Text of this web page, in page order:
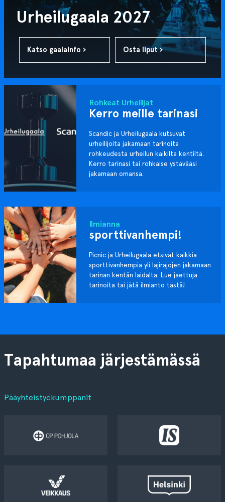
Urheilugaala 2027
Katso gaalainfo › Osta liput ›
Rohkeat Urheilijat
Kerro meille tarinasi
Scandic ja Urheilugaala kutsuvat
urheilijoita jakamaan tarinoita
rohkeudesta urheilun kaikilta kentiltä.
Kerro tarinasi tai rohkaise ystävääsi
jakamaan omansa.
Ilmianna
sporttivanhempi!
Picnic ja Urheilugaala etsivät kaikkia
sporttivanhempia yli lajirajojen jakamaan
tarinan kentän laidalta. Lue jaettuja
tarinoita tai jätä ilmianto tästä!
Tapahtumaa järjestämässä
Pääyhteistyökumppanit